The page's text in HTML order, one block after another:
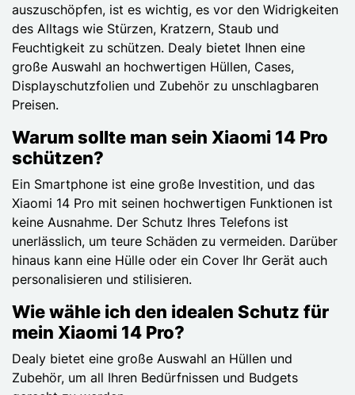
auszuschöpfen, ist es wichtig, es vor den Widrigkeiten
des Alltags wie Stürzen, Kratzern, Staub und
Feuchtigkeit zu schützen. Dealy bietet Ihnen eine
große Auswahl an hochwertigen Hüllen, Cases,
Displayschutzfolien und Zubehör zu unschlagbaren
Preisen.
Warum sollte man sein Xiaomi 14 Pro
schützen?
Ein Smartphone ist eine große Investition, und das
Xiaomi 14 Pro mit seinen hochwertigen Funktionen ist
keine Ausnahme. Der Schutz Ihres Telefons ist
unerlässlich, um teure Schäden zu vermeiden. Darüber
hinaus kann eine Hülle oder ein Cover Ihr Gerät auch
personalisieren und stilisieren.
Wie wähle ich den idealen Schutz für
mein Xiaomi 14 Pro?
Dealy bietet eine große Auswahl an Hüllen und
Zubehör, um all Ihren Bedürfnissen und Budgets